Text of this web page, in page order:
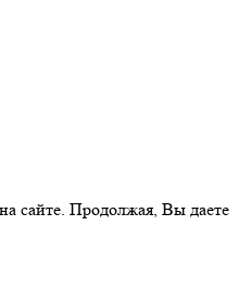
сайте. Продолжая, Вы даете